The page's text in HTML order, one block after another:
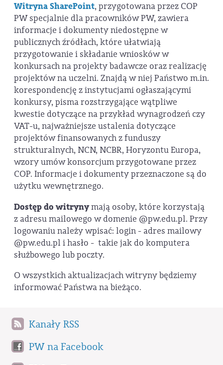
Witryna SharePoint, przygotowana przez COP
PW specjalnie dla pracowników PW, zawiera
informacje i dokumenty niedostępne w
publicznych źródłach, które ułatwiają
przygotowanie i składanie wniosków w
konkursach na projekty badawcze oraz realizację
projektów na uczelni. Znajdą w niej Państwo m.in.
korespondencję z instytucjami ogłaszającymi
konkursy, pisma rozstrzygające wątpliwe
kwestie dotyczące na przykład wynagrodzeń czy
VAT-u, najważniejsze ustalenia dotyczące
projektów finansowanych z funduszy
strukturalnych, NCN, NCBR, Horyzontu Europa,
wzory umów konsorcjum przygotowane przez
COP. Informacje i dokumenty przeznaczone są do
użytku wewnętrznego.
Dostęp do witrynymają osoby, które korzystają
z adresu mailowego w domenie @pw.edu.pl. Przy
logowaniu należy wpisać: login - adres mailowy
@pw.edu.pl i hasło - takie jak do komputera
służbowego lub poczty.
O wszystkich aktualizacjach witryny będziemy
informować Państwa na bieżąco.
Kanały RSS
PW na Facebook